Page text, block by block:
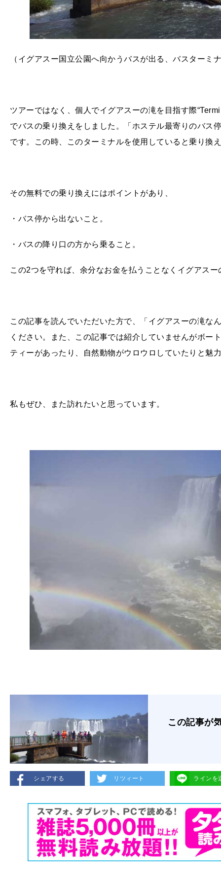
（イグアスー国立公園へ向かうバスが出る、バスターミ
ツアーではなく、個人でイグアスーの滝を目指す際“
でバスの乗り換えをしました。「ホステル最寄りのバ
です。この時、このターミナルを使用していると乗り換
その無料での乗り換えにはポイントがあり、
・バス停から出ないこと。
・バスの降り口の方から乗ること。
この2つを守れば、余分なお金を払うことなくイグアス
この記事を読んでいただいた方で、「イグアスーの滝な
ください。また、この記事では紹介していませんがボー
ティーがあったり、自然動物がウロウロしていたりと魅
私もぜひ、また訪れたいと思っています。
この記事が
シェアする リツィート ラインを